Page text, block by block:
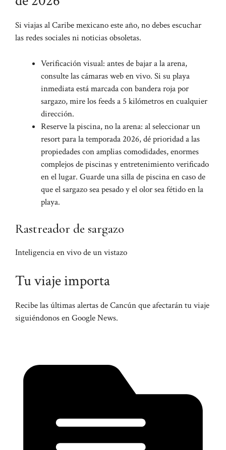
Si viajas al Caribe mexicano este año, no debes escuchar
las redes sociales ni noticias obsoletas.
Verificación visual: antes de bajar a la arena,
consulte las cámaras web en vivo. Si su playa
inmediata está marcada con bandera roja por
sargazo, mire los feeds a 5 kilómetros en cualquier
dirección.
Reserve la piscina, no la arena: al seleccionar un
resort para la temporada 2026, dé prioridad a las
propiedades con amplias comodidades, enormes
complejos de piscinas y entretenimiento verificado
en el lugar. Guarde una silla de piscina en caso de
que el sargazo sea pesado y el olor sea fétido en la
playa.
Rastreador de sargazo
Inteligencia en vivo de un vistazo
Tu viaje importa
Recibe las últimas alertas de Cancún que afectarán tu viaje
siguiéndonos en Google News.